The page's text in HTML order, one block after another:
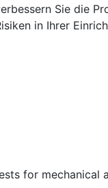
Sie die
in Ihrer
for mechanical